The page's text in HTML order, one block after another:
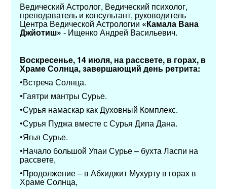
Ведический Астролог, Ведический психолог,
преподаватель и консультант, руководитель
Центра Ведической Астрологии«Камала Вана
Джйотиш» - Ищенко Андрей Васильевич.
Воскресенье, 14 июля, на рассвете, в горах, в
Храме Солнца, завершающий день ретрита:
•Встреча Солнца.
•Гаятри мантры Сурье.
•Сурья намаскар как Духовный Комплекс.
•Сурья Пуджа вместе с Сурья Дипа Дана.
•Ягья Сурье.
•Начало большой Упаи Сурье – бухта Ласпи на
рассвете,
•Продолжение – в Абхиджит Мухурту в горах в
Храме Солнца,